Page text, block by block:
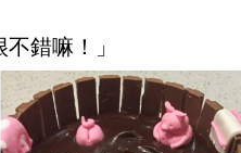
不錯嘛！」